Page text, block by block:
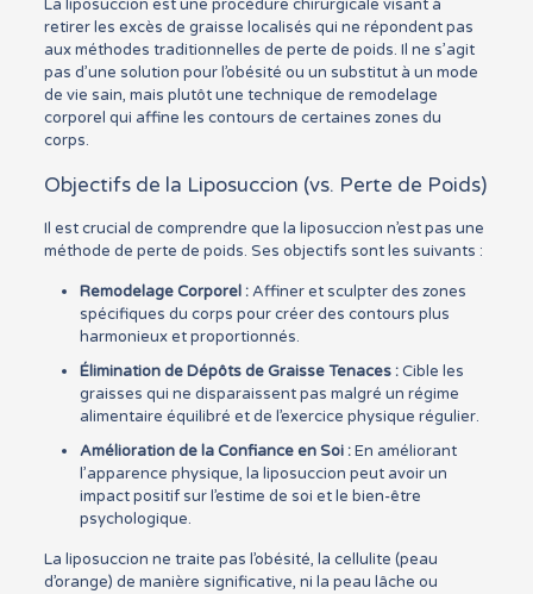
La liposuccion est une procédure chirurgicale visant à
retirer les excès de graisse localisés qui ne répondent pas
aux méthodes traditionnelles de perte de poids. Il ne s’agit
pas d’une solution pour l’obésité ou un substitut à un mode
de vie sain, mais plutôt une technique de remodelage
corporel qui affine les contours de certaines zones du
corps.
Objectifs de la Liposuccion (vs. Perte de Poids)
Il est crucial de comprendre que la liposuccion n’est pas une
méthode de perte de poids. Ses objectifs sont les suivants :
Remodelage Corporel :Affiner et sculpter des zones
spécifiques du corps pour créer des contours plus
harmonieux et proportionnés.
Élimination de Dépôts de Graisse Tenaces :Cible les
graisses qui ne disparaissent pas malgré un régime
alimentaire équilibré et de l’exercice physique régulier.
Amélioration de la Confiance en Soi :En améliorant
l’apparence physique, la liposuccion peut avoir un
impact positif sur l’estime de soi et le bien-être
psychologique.
La liposuccion ne traite pas l’obésité, la cellulite (peau
d’orange) de manière significative, ni la peau lâche ou